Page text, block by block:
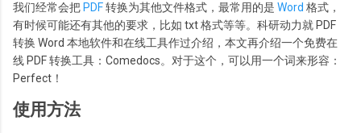
我们经常会把 PDF转换为其他文件格式，最常用的是 Word 格式，
有时候可能还有其他的要求，比如 txt 格式等等。科研动力就 PDF
转换 Word 本地软件和在线工具作过介绍，本文再介绍一个免费在
线 PDF 转换工具：Comedocs。对于这个，可以用一个词来形容：
Perfect！
使用方法